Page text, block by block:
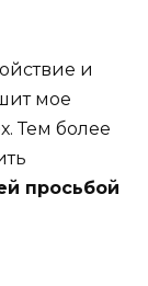
и
мое
Тем более
просьбой